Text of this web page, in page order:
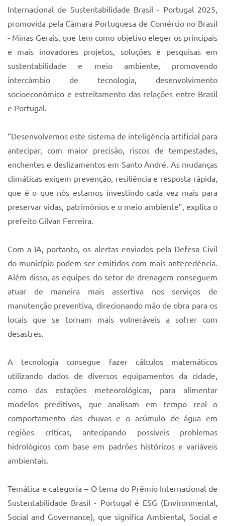
Autarquias
Internacional de Sustentabilidade Brasil - Portugal 2025,
promovida pela Câmara Portuguesa de Comércio no Brasil
- Minas Gerais, que tem como objetivo eleger os principais
e mais inovadores projetos, soluções e pesquisas em
sustentabilidade e meio ambiente, promovendo
intercâmbio de tecnologia, desenvolvimento
socioeconômico e estreitamento das relações entre Brasil
e Portugal.
“Desenvolvemos este sistema de inteligência artificial para
antecipar, com maior precisão, riscos de tempestades,
enchentes e deslizamentos em Santo André. As mudanças
climáticas exigem prevenção, resiliência e resposta rápida,
que é o que nós estamos investindo cada vez mais para
preservar vidas, patrimônios e o meio ambiente”, explica o
prefeito Gilvan Ferreira.
Com a IA, portanto, os alertas enviados pela Defesa Civil
do município podem ser emitidos com mais antecedência.
Além disso, as equipes do setor de drenagem conseguem
atuar de maneira mais assertiva nos serviços de
manutenção preventiva, direcionando mão de obra para os
locais que se tornam mais vulneráveis a sofrer com
desastres.
A tecnologia consegue fazer cálculos matemáticos
utilizando dados de diversos equipamentos da cidade,
como das estações meteorológicas, para alimentar
modelos preditivos, que analisam em tempo real o
comportamento das chuvas e o acúmulo de água em
regiões críticas, antecipando possíveis problemas
hidrológicos com base em padrões históricos e variáveis
ambientais.
Temática e categoria – O tema do Prêmio Internacional de
Sustentabilidade Brasil - Portugal é ESG (Environmental,
Social and Governance), que significa Ambiental, Social e